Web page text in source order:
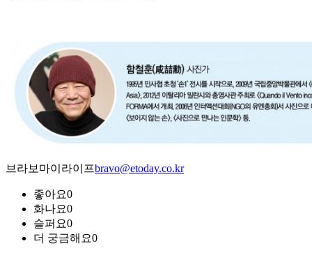
브라보마이라이프bravo@etoday.co.kr
좋아요0
화나요0
슬퍼요0
더 궁금해요0